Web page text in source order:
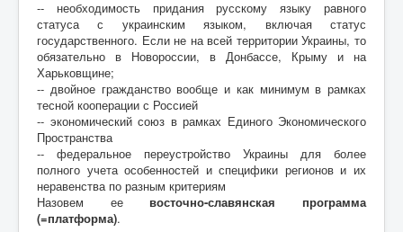
-- необходимость придания русскому языку равного
статуса с украинским языком, включая статус
государственного. Если не на всей территории Украины, то
обязательно в Новороссии, в Донбассе, Крыму и на
Харьковщине;
-- двойное гражданство вообще и как минимум в рамках
тесной кооперации с Россией
-- экономический союз в рамках Единого Экономического
Пространства
-- федеральное переустройство Украины для более
полного учета особенностей и специфики регионов и их
неравенства по разным критериям
Назовем ее восточно-славянская программа
(=платформа).